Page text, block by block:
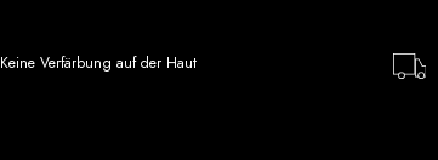
Keine Verfärbung auf der Haut